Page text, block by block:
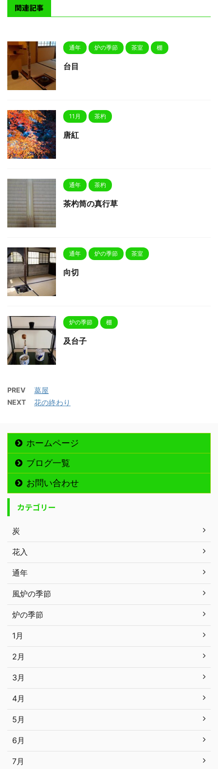
関連記事
通年 炉の季節 茶室 棚
台目
11月 茶杓
唐紅
通年 茶杓
茶杓筒の真行草
通年 炉の季節 茶室
向切
炉の季節 棚
及台子
PREV 葛屋
NEXT 花の終わり
ホームページ
ブログ一覧
お問い合わせ
カテゴリー
炭
花入
通年
風炉の季節
炉の季節
1月
2月
3月
4月
5月
6月
7月